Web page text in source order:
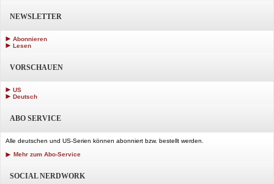
NEWSLETTER
Abonnieren
Lesen
VORSCHAUEN
US
Deutsch
ABO SERVICE
Alle deutschen und US-Serien können abonniert bzw. bestellt werden.
Mehr zum Abo-Service
SOCIAL NERDWORK